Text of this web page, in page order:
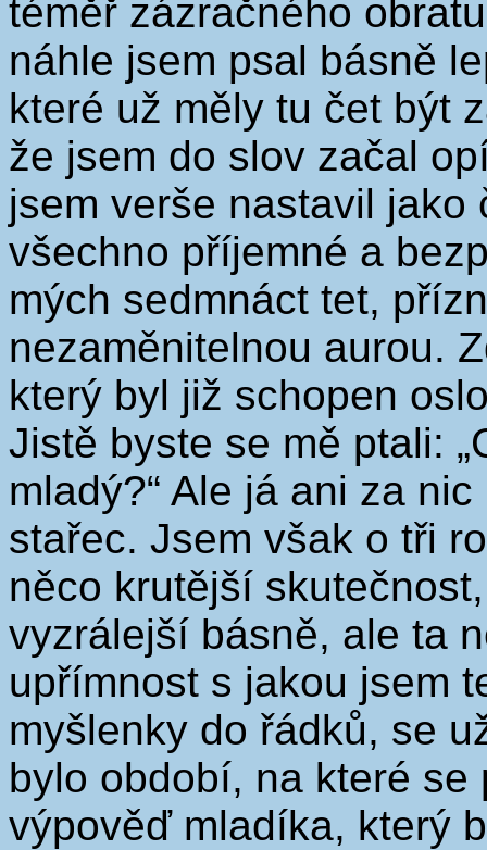
téměř zázračného
náhle jsem psal básně
které už měly tu čet být
že jsem do slov začal
jsem verše nastavil jako
všechno příjemné a
mých sedmnáct tet,
nezaměnitelnou aurou.
který byl již schopen
Jistě byste se mě ptali:
mladý?“ Ale já ani za
stařec. Jsem však o tři
něco krutější
vyzrálejší básně, ale ta
upřímnost s jakou jsem
myšlenky do řádků, se
bylo období, na které
výpověď mladíka, který